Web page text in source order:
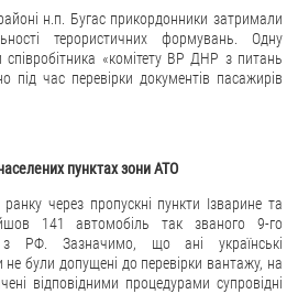
н.п. Бугас прикордонники затримали
терористичних формувань. Одну
«комітету ВР ДНР з питань
під час перевірки документів пасажирів
пунктах зони АТО
через пропускні пункти Ізварине та
141 автомобіль так званого 9-го
з РФ. Зазначимо, що ані українські
були допущені до перевірки вантажу, на
відповідними процедурами супровідні